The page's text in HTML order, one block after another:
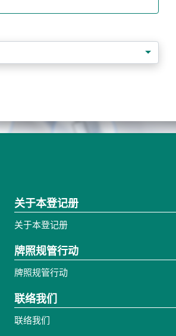
关于本登记册
关于本登记册
牌照规管行动
牌照规管行动
联络我们
联络我们